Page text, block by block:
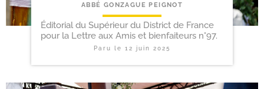
ABBÉ GONZAGUE PEIGNOT
Éditorial du Supérieur du District de France
pour la Lettre aux Amis et bienfaiteurs n°97.
Paru le 12 juin 2025